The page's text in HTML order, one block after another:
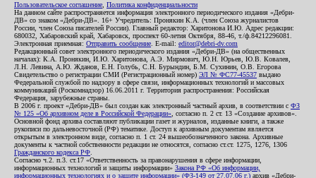
Пользовательское соглашение Политика конфиденциальности
На данном сайте распространяется информация электронного периодического издания «Дебри-
ДВ» со знаком «Дебри-ДВ». 16+ Учредитель: Пронякин К.А. (член Союза журналистов
России, член Союза писателей России). Главный редактор: Харитонова И.Ю. Адрес редакции:
680032, Хабаровский край, Хабаровск, проспект 60-летия Октября, 88-46, т./ф.84212296081.
Электронная приемная: Отправить сообщение . E-mail: editor@debri-dv.com
Редакционный совет электронного периодического издания «Дебри-ДВ» (на общественных
началах): К.А. Пронякин, И.Ю. Харитонова, А.Э. Мирмович, Ю.Н. Юрьев, Ю.В. Ковалев,
Л.Н. Левина, А.Ю. Жданов, Е.Н. Голубь, С.Н. Бурындин, Б.М. Сухинин, О.В. Егорова
Свидетельство о регистрации СМИ (Регистрационный номер) ЭЛ № ФС77-45537 выдано
Федеральной службой по надзору в сфере связи, информационных технологий и массовых
коммуникаций (Роскомнадзор) 16.06.2011 г. Территория распространения: Российская
Федерация, зарубежные страны.
В 2006 г. проект «Дебри-ДВ» был создан как электронный частный архив, в соответствии с ФЗ
№ 125 «Об архивном деле в Российской Федерации» , согласно п. 2 ст. 13 «Создание архивов».
Основной фонд архива составляют публикации газет и журналов, изданные книги, а также
рукописи по дальневосточной (РФ) тематике. Доступ к архивным документам является
открытым в электронном виде, согласно п. 1 ст. 24 вышеобозначенного закона. Архивные
документы к частной собственности редакции не относятся, согласно ст.ст. 1275, 1276, 1306
Гражданского кодекса РФ
Согласно ч.2. п.3. ст.17 «Ответственность за правонарушения в сфере информации,
информационных технологий и защиты информации» Закона РФ «Об информации,
информационных технологиях и о защите информации» (ФЗ-149 от 27.07.06 г.) архив «Дебри-